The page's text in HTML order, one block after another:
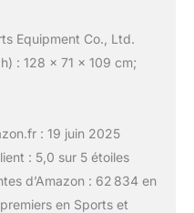
Equipment Co., Ltd.
: 128 x 71 x 109 cm;
: 19 juin 2025
: 5,0 sur 5 étoiles
d’Amazon : 62 834 en
en Sports et